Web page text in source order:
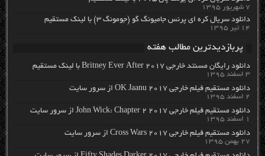
۷ شهریور ۱۳۹۵
دانلود سریال کره ای پرنس جامیونگ گو (جومونگ ۳) با لینک مستقیم
۱۴ تیر ۱۳۹۵
پربازدیدترین مطالب هفته
دانلود رایگان مسنتد خارجی Britney Ever After 2017 با لینک مستقیم
۳ اسفند ۱۳۹۵
دانلود مستقیم فیلم خارجی OK Jaanu 2017 از سرور سایت
۲ اسفند ۱۳۹۵
دانلود مستقیم فیلم خارجی John Wick: Chapter 2 2017 از سرور سایت
۱ اسفند ۱۳۹۵
دانلود مستقیم فیلم خارجی Cross Wars 2017 از سرور سایت
۲۷ بهمن ۱۳۹۵